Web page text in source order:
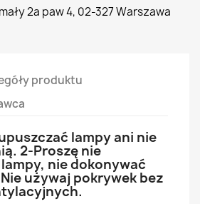
2a paw 4, 02-327 Warszawa
produktu
lampy ani nie
2-Proszę nie
nie dokonywać
używaj pokrywek bez